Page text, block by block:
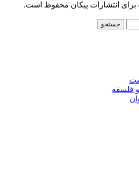
انتشارات پیکان محفوظ است.
جستجو
فلسفه